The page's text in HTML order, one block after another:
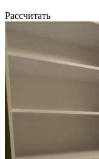
Рассчитать